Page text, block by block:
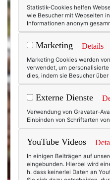
Statistik-Cookies helfen
wie Besucher mit Webseiten
Informationen anonym
Marketing Details
Marketing Cookies werden
verwendet, um
dies, indem sie Besucher
Externe Dienste
Verwendung von Gravatar-
Einbinden von Schriftarten
YouTube Videos
In einigen Beiträgen auf
eingebunden. Hierbei wird
h. dass keinerlei Daten an